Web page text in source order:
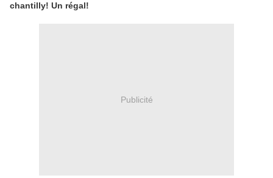
chantilly! Un régal!
Publicité